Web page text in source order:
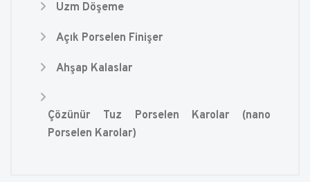
Uzm Döşeme
Açık Porselen Finişer
Ahşap Kalaslar
Çözünür Tuz Porselen Karolar (nano
Porselen Karolar)